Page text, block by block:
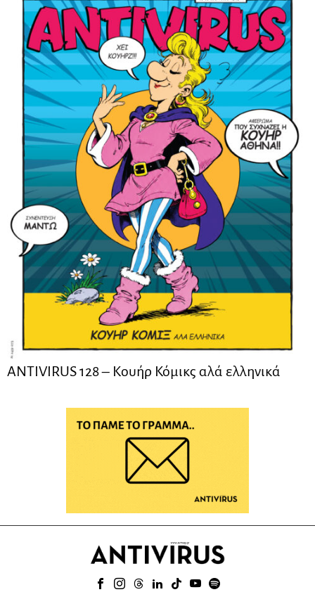
ANTIVIRUS 128 – Kουήρ Κόμικς αλά ελληνικά